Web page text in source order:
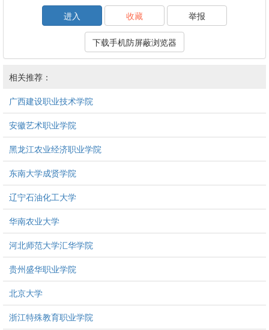
进入
收藏 举报
下载手机防屏蔽浏览器
相关推荐：
广西建设职业技术学院
安徽艺术职业学院
黑龙江农业经济职业学院
东南大学成贤学院
辽宁石油化工大学
华南农业大学
河北师范大学汇华学院
贵州盛华职业学院
北京大学
浙江特殊教育职业学院